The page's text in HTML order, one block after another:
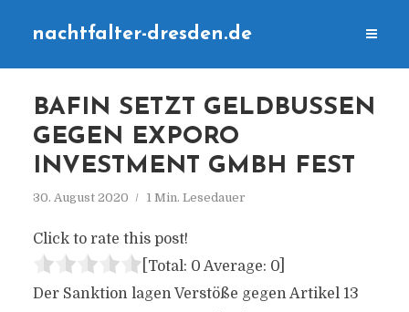
nachtfalter-dresden.de
BAFIN SETZT GELDBUSSEN G
EGEN EXPORO I
NVESTMENT GMBH FEST
30. August 2020 1 Min. Lesedauer
Click to rate this post!
[Total: 0 Average: 0]
Der Sanktion lagen Verstöße gegen Artikel 13